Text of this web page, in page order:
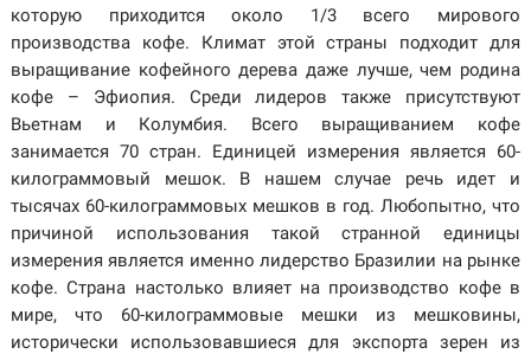
которую приходится около 1/3 всего мирового
производства кофе. Климат этой страны подходит для
выращивание кофейного дерева даже лучше, чем родина
кофе – Эфиопия. Среди лидеров также присутствуют
Вьетнам и Колумбия. Всего выращиванием кофе
занимается 70 стран. Единицей измерения является 60-
килограммовый мешок. В нашем случае речь идет и
тысячах 60-килограммовых мешков в год. Любопытно, что
причиной использования такой странной единицы
измерения является именно лидерство Бразилии на рынке
кофе. Страна настолько влияет на производство кофе в
мире, что 60-килограммовые мешки из мешковины,
исторически использовавшиеся для экспорта зерен из